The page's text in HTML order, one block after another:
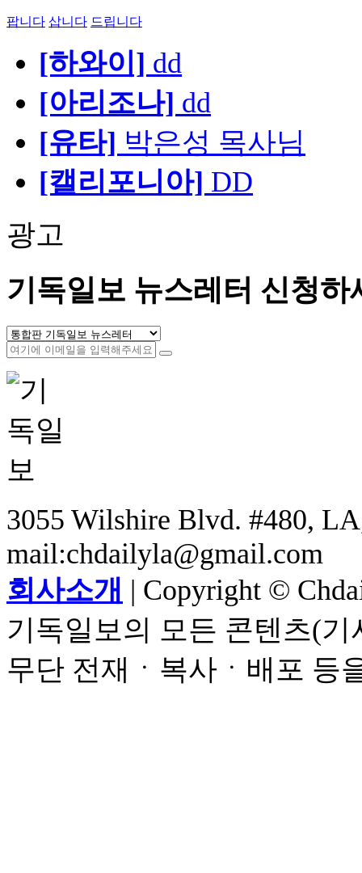
팝니다 삽니다 드립니다
[하와이] dd
[아리조나] dd
[유타] 박은성 목사님
[캘리포니아] DD
광고
기독일보 뉴스레터 신청하
3055 Wilshire Blvd. #480,
mail:chdailyla@gmail.com
회사소개 | Copyright ©
기독일보의 모든 콘텐츠(
무단 전재ㆍ복사ㆍ배포 등